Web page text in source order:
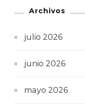
Archivos
julio 2026
junio 2026
mayo 2026